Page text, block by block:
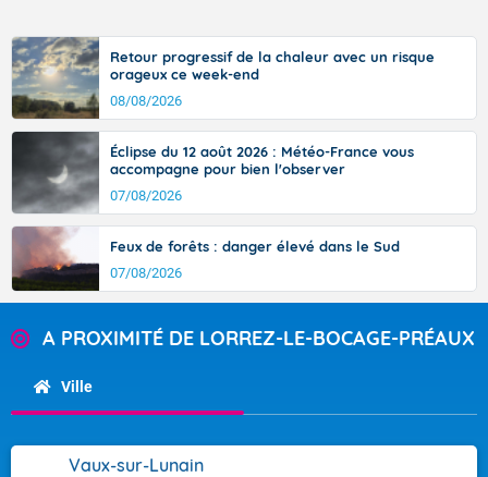
Retour progressif de la chaleur avec un risque
orageux ce week-end
08/08/2026
Éclipse du 12 août 2026 : Météo-France vous
accompagne pour bien l'observer
07/08/2026
Feux de forêts : danger élevé dans le Sud
07/08/2026
A PROXIMITÉ DE LORREZ-LE-BOCAGE-PRÉAUX
Ville
Vaux-sur-Lunain